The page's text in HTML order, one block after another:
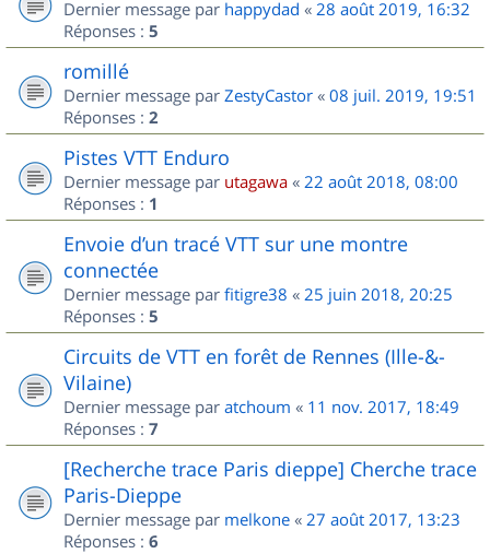
Dernier message par happydad « 28 août 2019, 16:32
Réponses : 5
romillé
Dernier message par ZestyCastor « 08 juil. 2019, 19:51
Réponses : 2
Pistes VTT Enduro
Dernier message par utagawa « 22 août 2018, 08:00
Réponses : 1
Envoie d’un tracé VTT sur une montre
connectée
Dernier message par fitigre38 « 25 juin 2018, 20:25
Réponses : 5
Circuits de VTT en forêt de Rennes (Ille-&-
Vilaine)
Dernier message par atchoum « 11 nov. 2017, 18:49
Réponses : 7
[Recherche trace Paris dieppe] Cherche trace
Paris-Dieppe
Dernier message par melkone « 27 août 2017, 13:23
Réponses : 6